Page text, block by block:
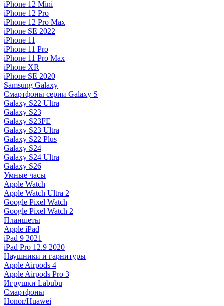
iPhone 12 Mini
iPhone 12 Pro
iPhone 12 Pro Max
iPhone SE 2022
iPhone 11
iPhone 11 Pro
iPhone 11 Pro Max
iPhone XR
iPhone SE 2020
Samsung Galaxy
Смартфоны серии Galaxy S
Galaxy S22 Ultra
Galaxy S23
Galaxy S23FE
Galaxy S23 Ultra
Galaxy S22 Plus
Galaxy S24
Galaxy S24 Ultra
Galaxy S26
Умные часы
Apple Watch
Apple Watch Ultra 2
Google Pixel Watch
Google Pixel Watch 2
Планшеты
Apple iPad
iPad 9 2021
iPad Pro 12.9 2020
Наушники и гарнитуры
Apple Airpods 4
Apple Airpods Pro 3
Игрушки Labubu
Смартфоны
Honor/Huawei